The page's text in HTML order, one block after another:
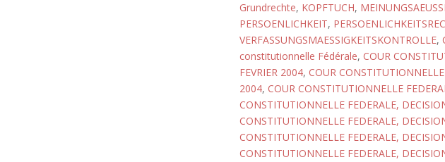
Grundrechte, KOPFTUCH,
PERSOENLICHKEIT,
VERFASSUNGSMAESSIGKEITSKONTROLLE,
constitutionnelle Fédérale, COUR
FEVRIER 2004, COUR
2004, COUR CONSTITUTIONNELLE
CONSTITUTIONNELLE FEDERALE,
CONSTITUTIONNELLE FEDERALE,
CONSTITUTIONNELLE FEDERALE,
CONSTITUTIONNELLE FEDERALE,